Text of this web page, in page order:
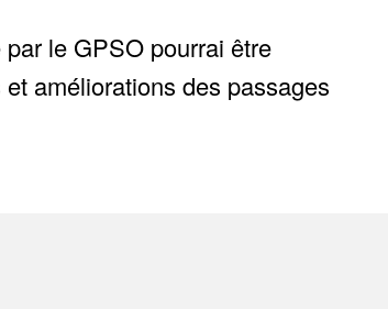
le GPSO pourrai être
améliorations des passages